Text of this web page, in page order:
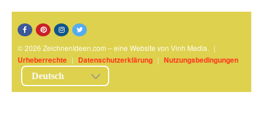
© 2026 ZeichnenIdeen.com – eine Website von Vinh Media. |
Urheberrechte | Datenschutzerklärung | Nutzungsbedingungen
Deutsch